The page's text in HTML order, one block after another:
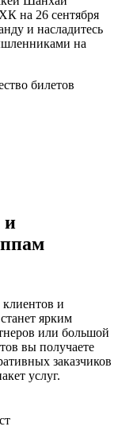
на 26 сентября
и насладитесь
на
билетов
и
и
ярким
или большой
вы получаете
заказчиков
услуг.